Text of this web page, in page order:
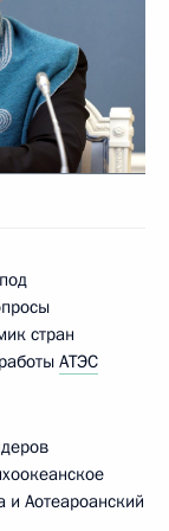
стран
АТЭС
и Аотеароанский